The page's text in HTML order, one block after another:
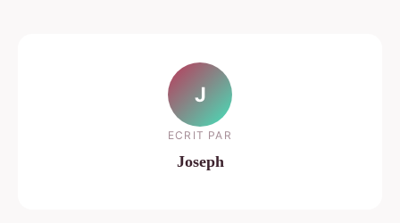
J
ECRIT PAR
Joseph